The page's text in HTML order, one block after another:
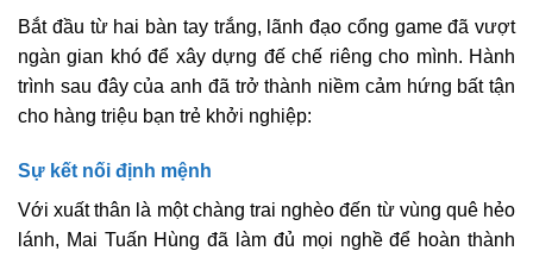
Bắt đầu từ hai bàn tay trắng, lãnh đạo cổng game đã vượt
ngàn gian khó để xây dựng đế chế riêng cho mình. Hành
trình sau đây của anh đã trở thành niềm cảm hứng bất tận
cho hàng triệu bạn trẻ khởi nghiệp:
Sự kết nối định mệnh
Với xuất thân là một chàng trai nghèo đến từ vùng quê hẻo
lánh, Mai Tuấn Hùng đã làm đủ mọi nghề để hoàn thành